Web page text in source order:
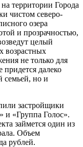
территории Города
чистом северо-
озера
и прозрачностью,
целый
возрастных
не только для
далеко
семьей, но и
застройщики
и «Группа Голос».
займется один из
Объем
рублей.